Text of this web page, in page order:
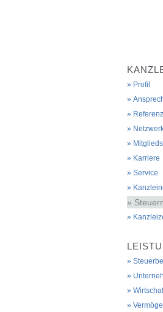
Profil
Karriere
Service